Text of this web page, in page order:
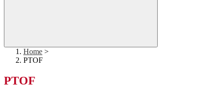
Home >
PTOF
PTOF